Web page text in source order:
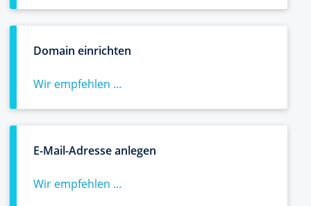
Domain einrichten
Wir empfehlen ...
E-Mail-Adresse anlegen
Wir empfehlen ...